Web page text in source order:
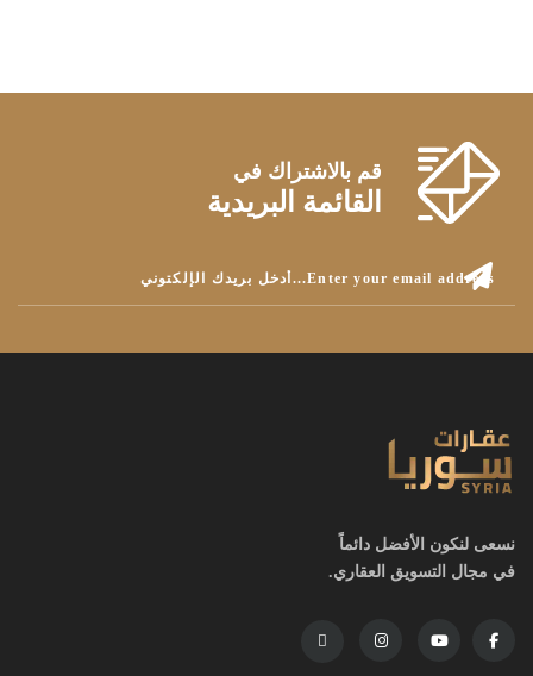
قم بالاشتراك في
القائمة البريدية
نسعى لنكون الأفضل دائماً
في مجال التسويق العقاري.